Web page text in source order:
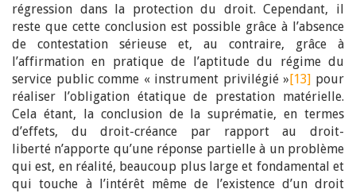
régression dans la protection du droit. Cependant, il
reste que cette conclusion est possible grâce à l’absence
de contestation sérieuse et, au contraire, grâce à
l’affirmation en pratique de l’aptitude du régime du
service public comme « instrument privilégié »[13] pour
réaliser l’obligation étatique de prestation matérielle.
Cela étant, la conclusion de la suprématie, en termes
d’effets, du droit-créance par rapport au droit-
liberté n’apporte qu’une réponse partielle à un problème
qui est, en réalité, beaucoup plus large et fondamental et
qui touche à l’intérêt même de l’existence d’un droit